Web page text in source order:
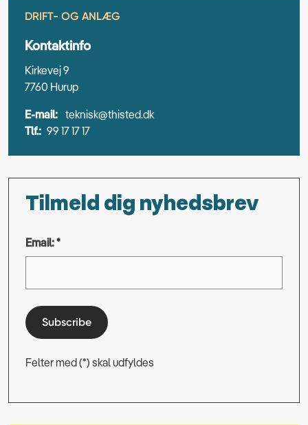
DRIFT- OG ANLÆG
Kontaktinfo
Kirkevej 9
7760 Hurup
E-mail: teknisk@thisted.dk
Tlf.: 99 17 17 17
Tilmeld dig nyhedsbrev
Email: *
Subscribe
Felter med (*) skal udfyldes